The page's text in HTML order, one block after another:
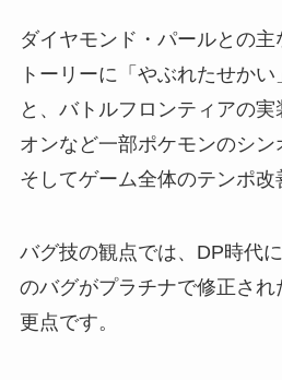
ダイヤモンド・パールとの
トーリーに「やぶれたせかい
と、バトルフロンティアの
オンなど一部ポケモンのシン
そしてゲーム全体のテンポ改
バグ技の観点では、DP時代
のバグがプラチナで修正さ
更点です。